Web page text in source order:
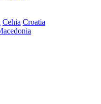
Cehia Croatia